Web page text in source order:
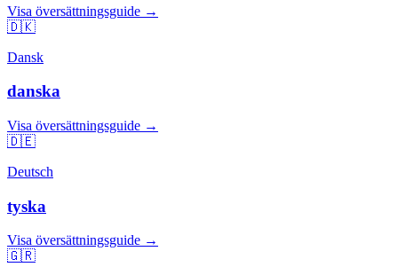
Visa översättningsguide →
🇩🇰
Dansk
danska
Visa översättningsguide →
🇩🇪
Deutsch
tyska
Visa översättningsguide →
🇬🇷